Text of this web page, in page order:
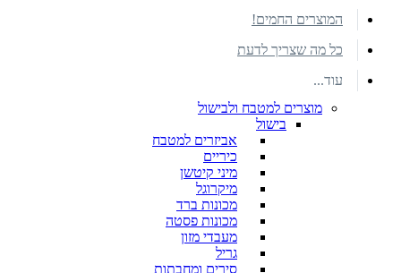
המוצרים החמים!
כל מה שצריך לדעת
עוד...
מוצרים למטבח ולבישול
בישול
אביזרים למטבח
כיריים
מיני קיטשן
מיקרוגל
מכונות ברד
מכונות פסטה
מעבדי מזון
גריל
סירים ומחבתות